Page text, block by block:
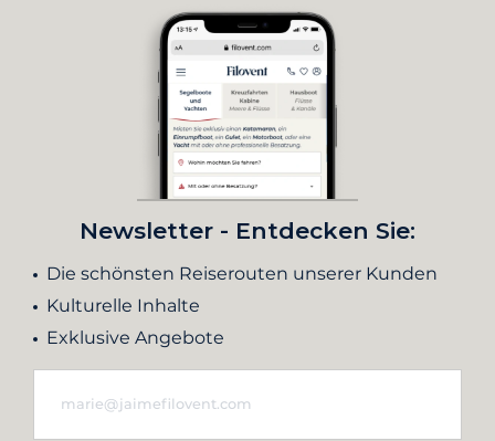
Newsletter - Entdecken Sie:
Die schönsten Reiserouten unserer Kunden
Kulturelle Inhalte
Exklusive Angebote